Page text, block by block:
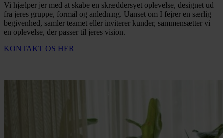
Vi hjælper jer med at skabe en skræddersyet oplevelse, designet ud
fra jeres gruppe, formål og anledning. Uanset om I fejrer en særlig
begivenhed, samler teamet eller inviterer kunder, sammensætter vi
en oplevelse, der passer til jeres vision.
KONTAKT OS HER